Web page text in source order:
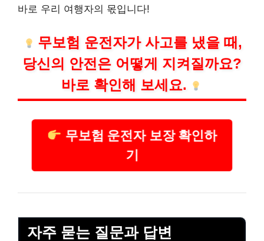
바로 우리 여행자의 몫입니다!
무보험 운전자가 사고를 냈을 때,
당신의 안전은 어떻게 지켜질까요?
바로 확인해 보세요.
무보험 운전자 보장 확인하
기
자주 묻는 질문과 답변